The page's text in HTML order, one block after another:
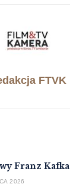
FTVK
Franz Kafka
2026